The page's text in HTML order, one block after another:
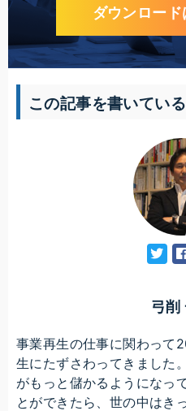
ダウンロー
この記事を書いてい
弓削
事業再生の仕事に関わって
生にたずさわってきました
がもっと儲かるようになっ
とができたら、世の中はき